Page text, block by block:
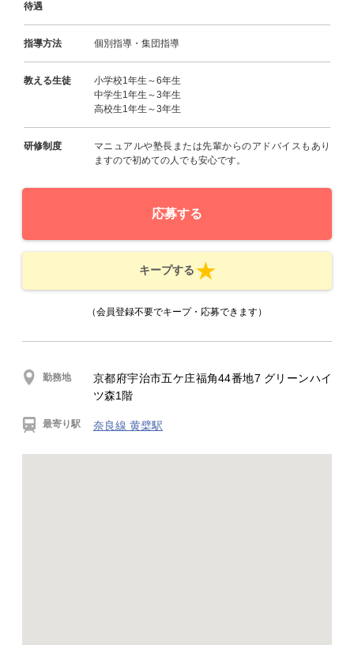
待遇
指導方法 個別指導・集団指導
教える生徒
小学校1年生～6年生
中学生1年生～3年生
高校生1年生～3年生
研修制度
マニュアルや塾長または先輩からのアドバイスもあり
ますので初めての人でも安心です。
応募する
キープする
（会員登録不要でキープ・応募できます）
勤務地
京都府宇治市五ケ庄福角44番地7 グリーンハイ
ツ森1階
最寄り駅 奈良線 黄檗駅